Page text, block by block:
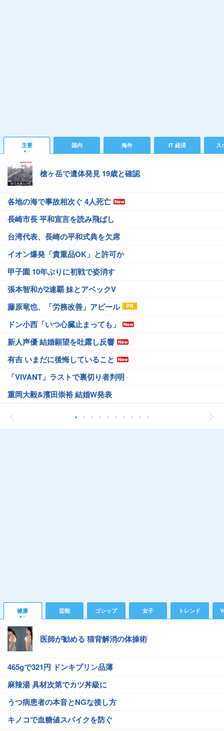
主要 国内 海外 IT 経済 ス
槍ヶ岳で遺体発見 19歳と確認
各地の海で事故相次ぐ 4人死亡
長崎市長 平和宣言を読み飛ばし
台湾代表、長崎の平和式典を欠席
イオン爆発「貴重品OK」と許可か
甲子園 10年ぶりに初戦で姿消す
張本智和が2連覇 妹とアベックV
藤原竜也、「労務改善」アピール
ドン小西「いつ心臓止まっても」
新人声優 結婚願望を吐露し反響
有吉 いまだに後悔していること
「VIVANT」ラストで裏切り者判明
重岡大毅&濱田崇裕 結婚W発表
健康 芸能 ゴシップ 女子 トレンド
医師が勧める 猫背解消の体操術
465gで321円 ドンキプリン品薄
麻辣湯 具材次第でカツ丼級に
うつ病患者の本音とNGな接し方
キノコで血糖値スパイクを防ぐ